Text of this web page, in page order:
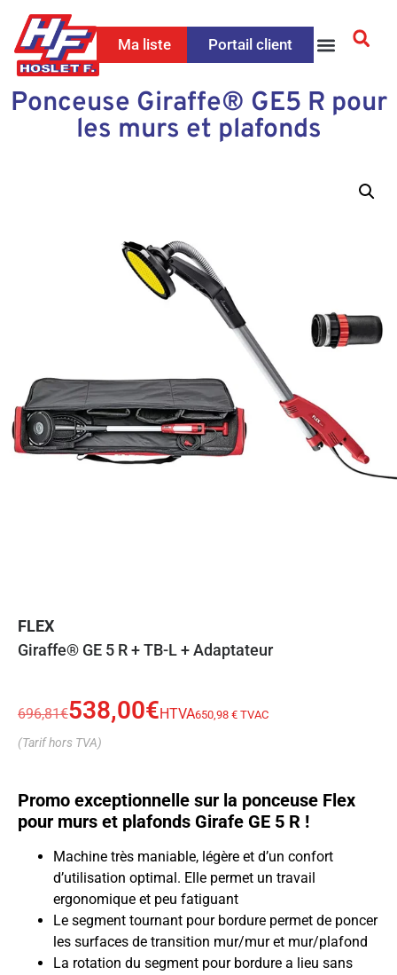
Ma liste Portail client
Ponceuse Giraffe® GE5 R pour
les murs et plafonds
FLEX
Giraffe® GE 5 R + TB-L + Adaptateur
696,81€538,00€HTVA650,98 € TVAC
(Tarif hors TVA)
Promo exceptionnelle sur la ponceuse Flex
pour murs et plafonds Girafe GE 5 R !
Machine très maniable, légère et d’un confort
d’utilisation optimal. Elle permet un travail
ergonomique et peu fatiguant
Le segment tournant pour bordure permet de poncer
les surfaces de transition mur/mur et mur/plafond
La rotation du segment pour bordure a lieu sans